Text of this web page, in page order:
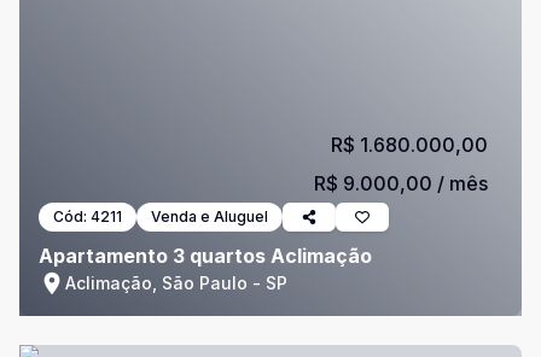
Cód: 4211 Venda e Aluguel
Apartamento 3 quartos Aclimação
Aclimação, São Paulo - SP
R$ 1.680.000,00
R$ 9.000,00 / mês